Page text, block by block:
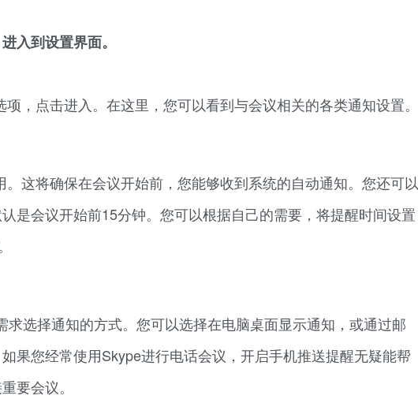
入到设置界面。
项，点击进入。在这里，您可以看到与会议相关的各类通知设置。
。这将确保在会议开始前，您能够收到系统的自动通知。您还可以
是会议开始前15分钟。您可以根据自己的需要，将提醒时间设置
求选择通知的方式。您可以选择在电脑桌面显示通知，或通过邮
果您经常使用Skype进行电话会议，开启手机推送提醒无疑能帮
要会议。